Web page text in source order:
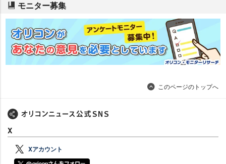
モニター募集
このページのトップへ
X
Xアカウント